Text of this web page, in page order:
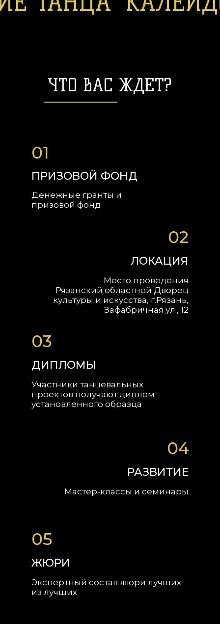
Денежные гранты и
призовой фонд
Мастер-классы и семинары
Экспертный состав жюри лучших
из лучших
Участники танцевальных
проектов получают диплом
установленного образца
Место проведения
Рязанский областной Дворец
культуры и искусства, г.Рязань,
Зафабричная ул., 12
ЧТО ВАС ЖДЕТ?
ПРИЗОВОЙ ФОНД
01
04
02
05
03
ДИПЛОМЫ
РАЗВИТИЕ
ЖЮРИ
ЛОКАЦИЯ